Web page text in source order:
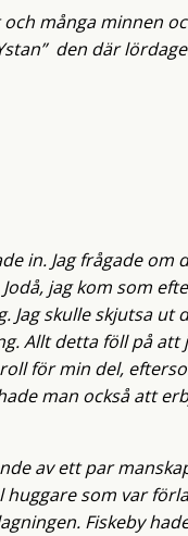
många minnen
den där
in. Jag frågade om
jag kom som
skulle skjutsa ut
Allt detta föll på att
för min del,
man också att
av ett par
som var
Fiskeby